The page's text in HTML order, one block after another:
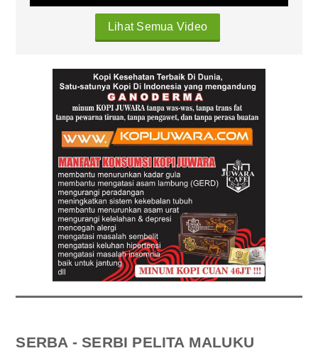
Lihat Semua Video
SERBA - SERBI PELITA MALUKU